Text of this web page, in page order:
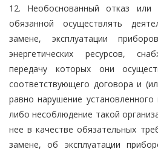
12. Необоснованный отказ или
обязанной осуществлять
замене, эксплуатации
энергетических ресурсов,
передачу которых они
соответствующего договора и
равно нарушение
либо несоблюдение такой
нее в качестве обязательных
замене, об эксплуатации